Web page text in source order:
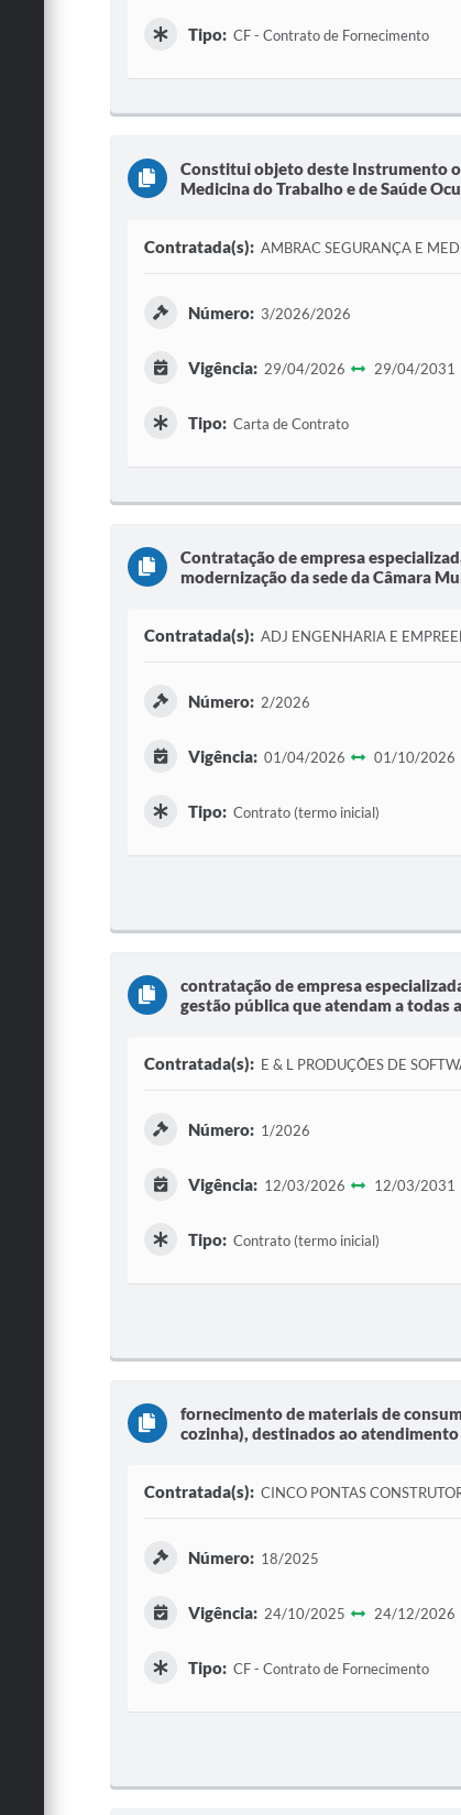
Tipo: CF - Contrato de Fornecimento
Constitui objeto deste Instrumento o
Medicina do Trabalho e de Saúde
Contratada(s): AMBRAC SEGURANÇA E
Número: 3/2026/2026
Vigência: 29/04/2026 29/04/2031
Tipo: Carta de Contrato
Contratação de empresa
modernização da sede da Câmara
Contratada(s): ADJ ENGENHARIA E
Número: 2/2026
Vigência: 01/04/2026 01/10/2026
Tipo: Contrato (termo inicial)
contratação de empresa
gestão pública que atendam a todas
Contratada(s): E & L PRODUÇÕES DE
Número: 1/2026
Vigência: 12/03/2026 12/03/2031
Tipo: Contrato (termo inicial)
fornecimento de materiais de
cozinha), destinados ao atendimento
Contratada(s): CINCO PONTAS
Número: 18/2025
Vigência: 24/10/2025 24/12/2026
Tipo: CF - Contrato de Fornecimento